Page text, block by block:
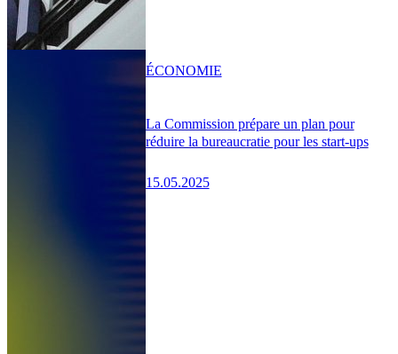
La Commission prépare un plan pour
réduire la bureaucratie pour les start-ups
15.05.2025
ÉCONOMIE